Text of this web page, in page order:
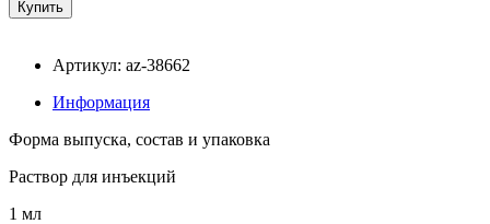
Артикул: az-38662
Информация
Форма выпуска, состав и упаковка
Раствор для инъекций
1 мл